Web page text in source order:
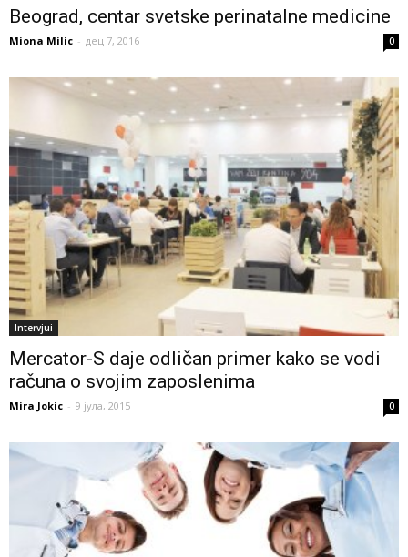
Beograd, centar svetske perinatalne medicine
Miona Milic - дец 7, 2016 0
Intervjui
Mercator-S daje odličan primer kako se vodi
računa o svojim zaposlenima
Mira Jokic - 9 јула, 2015 0